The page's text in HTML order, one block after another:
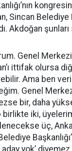
Sincan Belediye
Akdoğan
Genel
ittifak olursa
Ama ben
Genel
bir, daha
birlikte iki,
üç,
aday yok’